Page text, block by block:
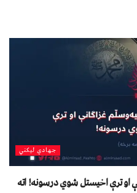
جهادي لیکني
او ترې اخیستل شوي درسونه! اته